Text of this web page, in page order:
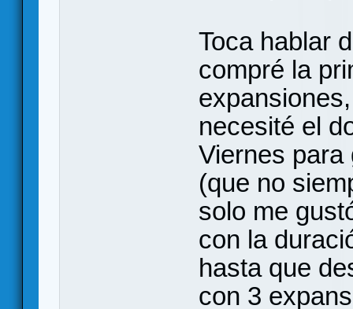
Toca hablar
compré la
necesité el
Viernes
(que no
solo me
con la
hasta que
con 3